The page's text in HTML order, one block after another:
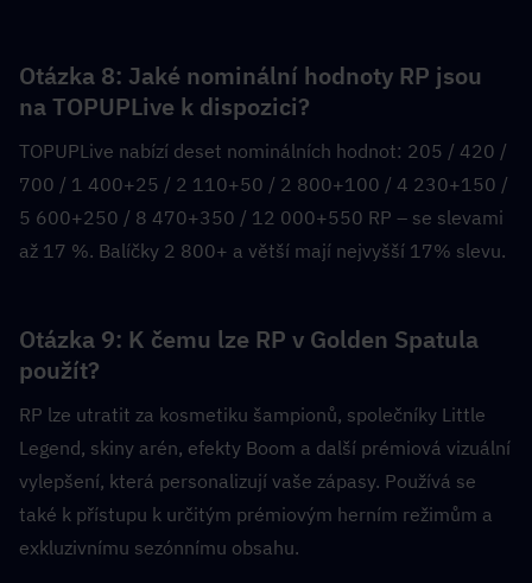
Otázka 8: Jaké nominální hodnoty RP jsou
na TOPUPLive k dispozici?
TOPUPLive nabízí deset nominálních hodnot: 205 / 420 /
700 / 1 400+25 / 2 110+50 / 2 800+100 / 4 230+150 /
5 600+250 / 8 470+350 / 12 000+550 RP – se slevami
až 17 %. Balíčky 2 800+ a větší mají nejvyšší 17% slevu.
Otázka 9: K čemu lze RP v Golden Spatula
použít?
RP lze utratit za kosmetiku šampionů, společníky Little
Legend, skiny arén, efekty Boom a další prémiová vizuální
vylepšení, která personalizují vaše zápasy. Používá se
také k přístupu k určitým prémiovým herním režimům a
exkluzivnímu sezónnímu obsahu.